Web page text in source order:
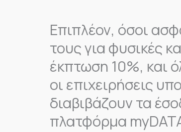
Επιπλέον, όσοι
τους για φυσικές
έκπτωση 10%, και
οι επιχειρήσεις
διαβιβάζουν τα
πλατφόρμα